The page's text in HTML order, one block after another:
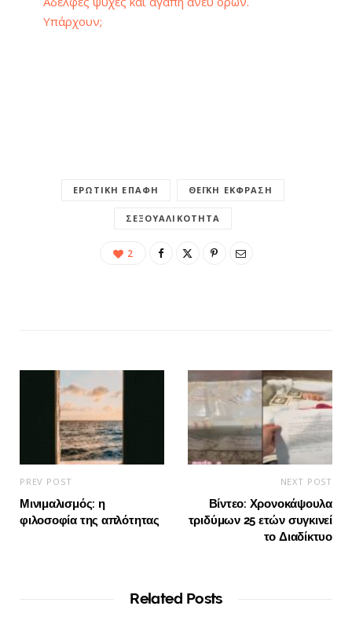
Υπάρχουν;
ΕΡΩΤΙΚΉ ΕΠΑΦΉ ΘΕΪΚΉ ΈΚΦΡΑΣΗ
ΣΕΞΟΥΑΛΙΚΌΤΗΤΑ
2
PREV POST
Μινιμαλισμός: η
φιλοσοφία της απλότητας
NEXT POST
Βίντεο: Χρονοκάψουλα
τριδύμων 25 ετών συγκινεί
το Διαδίκτυο
Related Posts